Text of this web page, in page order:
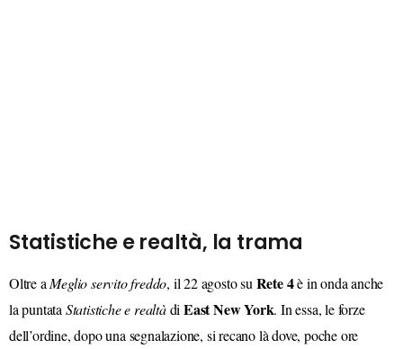
Statistiche e realtà, la trama
Oltre a Meglio servito freddo, il 22 agosto su Rete 4è in onda anche
la puntata Statistiche e realtàdiEast New York. In essa, le forze
dell’ordine, dopo una segnalazione, si recano là dove, poche ore